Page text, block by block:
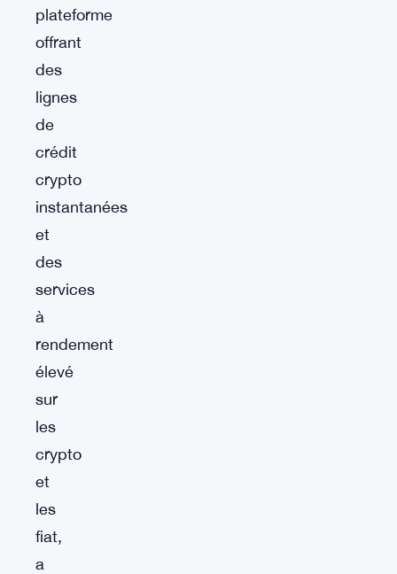
plateforme
offrant
des
lignes
de
crédit
crypto
instantanées
et
des
services
à
rendement
élevé
sur
les
crypto
et
les
fiat,
a